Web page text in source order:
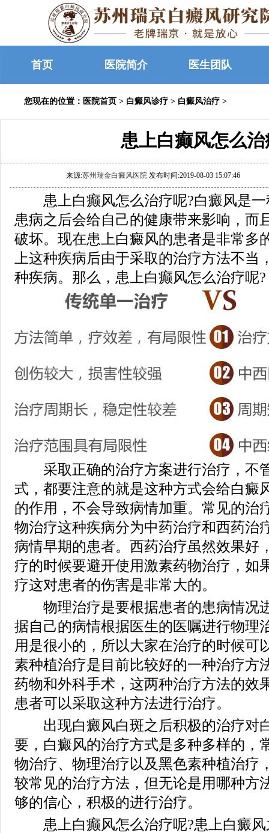
首页 医院简介 医生团队
您现在的位置： 医院首页 > 白癜风诊疗 > 白癜风治疗 >
患上白癫风怎么
来源:苏州瑞金白癜风医院 发布时间:2019-08-03 15:07:46
患上白癫风怎么治疗呢?白癜风是一
患病之后会给自己的健康带来影响，而
破坏。现在患上白癜风的患者是非常多
上这种疾病后由于采取的治疗方法不当
种疾病。那么，患上白癫风怎么治疗呢?
采取正确的治疗方案进行治疗，不
式，都要注意的就是这种方式会给白癜
的作用，不会导致病情加重。常见的治
物治疗这种疾病分为中药治疗和西药治
病情早期的患者。西药治疗虽然效果好
疗的时候要避开使用激素药物治疗，如
疗这对患者的伤害是非常大的。
物理治疗是要根据患者的患病情况
据自己的病情根据医生的医嘱进行物理
用是很小的，所以大家在治疗的时候可
素种植治疗是目前比较好的一种治疗方
药物和外科手术，这两种治疗方法的效
患者可以采取这种方法进行治疗。
出现白癜风白斑之后积极的治疗对
要，白癜风的治疗方式是多种多样的，
物治疗、物理治疗以及黑色素种植治疗
较常见的治疗方法，但无论是用哪种方
够的信心，积极的进行治疗。
患上白癫风怎么治疗呢?患上白癜风